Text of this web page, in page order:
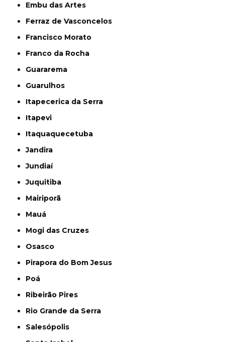
Embu das Artes
Ferraz de Vasconcelos
Francisco Morato
Franco da Rocha
Guararema
Guarulhos
Itapecerica da Serra
Itapevi
Itaquaquecetuba
Jandira
Jundiaí
Juquitiba
Mairiporã
Mauá
Mogi das Cruzes
Osasco
Pirapora do Bom Jesus
Poá
Ribeirão Pires
Rio Grande da Serra
Salesópolis